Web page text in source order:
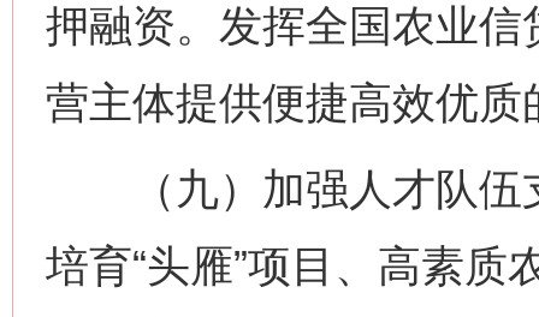
押融资。发挥全国农业
营主体提供便捷高效优质
（九）加强人才队伍
培育“头雁”项目、高素质